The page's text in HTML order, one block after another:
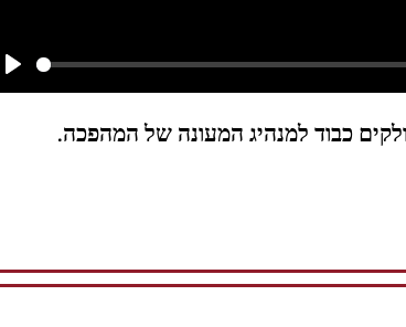
כבוד למנהיג המעונה של המהפכה.